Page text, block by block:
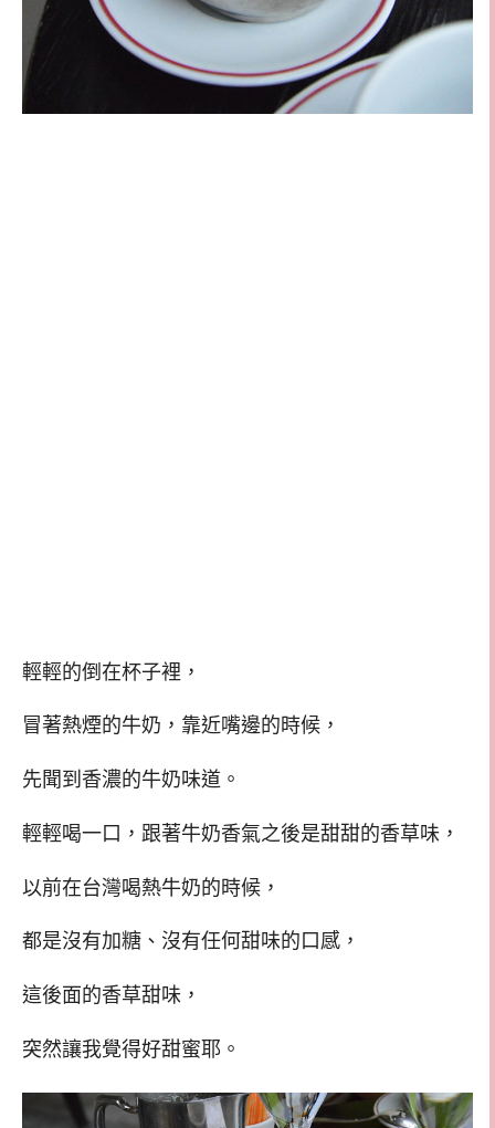
輕輕的倒在杯子裡，
冒著熱煙的牛奶，靠近嘴邊的時候，
先聞到香濃的牛奶味道。
輕輕喝一口，跟著牛奶香氣之後是甜甜的香草味，
以前在台灣喝熱牛奶的時候，
都是沒有加糖、沒有任何甜味的口感，
這後面的香草甜味，
突然讓我覺得好甜蜜耶。